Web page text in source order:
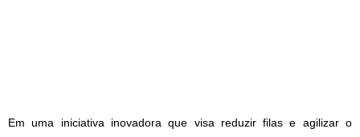
Em uma iniciativa inovadora que visa reduzir filas e agilizar o